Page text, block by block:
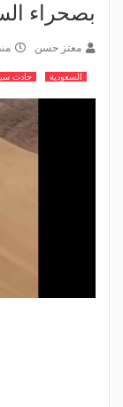
بصحراء
معتز حسن منذ 4
السعودية حادث